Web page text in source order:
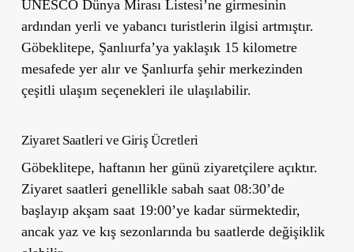
UNESCO Dünya Mirası Listesi’ne girmesinin
ardından yerli ve yabancı turistlerin ilgisi artmıştır.
Göbeklitepe, Şanlıurfa’ya yaklaşık 15 kilometre
mesafede yer alır ve Şanlıurfa şehir merkezinden
çeşitli ulaşım seçenekleri ile ulaşılabilir.
Ziyaret Saatleri ve Giriş Ücretleri
Göbeklitepe, haftanın her günü ziyaretçilere açıktır.
Ziyaret saatleri genellikle sabah saat 08:30’de
başlayıp akşam saat 19:00’ye kadar sürmektedir,
ancak yaz ve kış sezonlarında bu saatlerde değişiklik